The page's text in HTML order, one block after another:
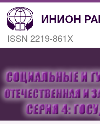
ISSN 2219-861X